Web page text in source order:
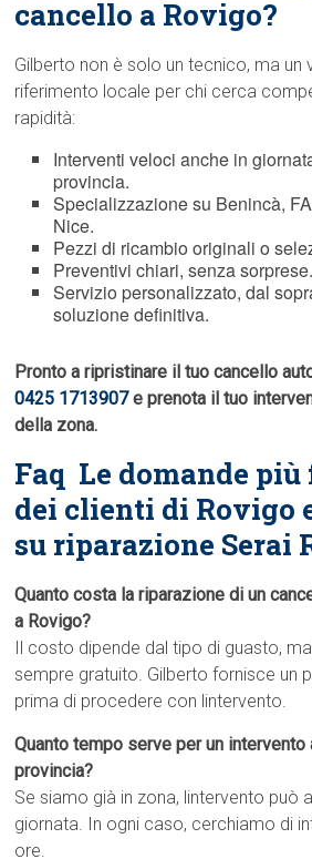
cancello a Rovigo?
Gilberto non è solo un tecnico, ma un
riferimento locale per chi cerca
rapidità:
Interventi veloci anche in
provincia.
Specializzazione su Benincà,
Nice.
Pezzi di ricambio originali o
Preventivi chiari, senza sorprese.
Servizio personalizzato, dal
soluzione definitiva.
Pronto a ripristinare il tuo cancello
0425 1713907e prenota il tuo
della zona.
Faq  Le domande
dei clienti di Rovigo
su riparazione Serai
Quanto costa la riparazione di un
a Rovigo?
Il costo dipende dal tipo di guasto,
sempre gratuito. Gilberto fornisce un
prima di procedere con lintervento.
Quanto tempo serve per un intervento
provincia?
Se siamo già in zona, lintervento può
giornata. In ogni caso, cerchiamo di
ore.